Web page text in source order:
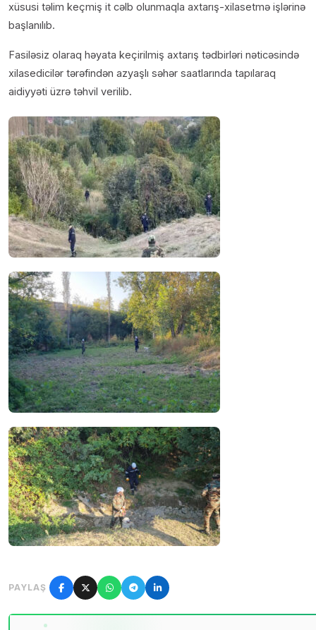
xüsusi təlim keçmiş it cəlb olunmaqla axtarış-xilasetmə işlərinə
başlanılıb.
Fasiləsiz olaraq həyata keçirilmiş axtarış tədbirləri nəticəsində
xilasedicilər tərəfindən azyaşlı səhər saatlarında tapılaraq
aidiyyəti üzrə təhvil verilib.
PAYLAŞ